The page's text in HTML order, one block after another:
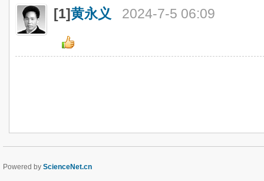
[1]黄永义 2024-7-5 06:09
Powered by ScienceNet.cn